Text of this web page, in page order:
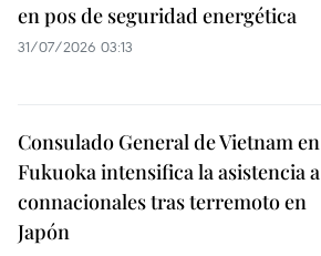
en pos de seguridad energética
31/07/2026 03:13
Consulado General de Vietnam en
Fukuoka intensifica la asistencia a
connacionales tras terremoto en
Japón